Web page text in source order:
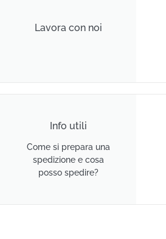
Lavora con noi
Info utili
Come si prepara una
spedizione e cosa
posso spedire?